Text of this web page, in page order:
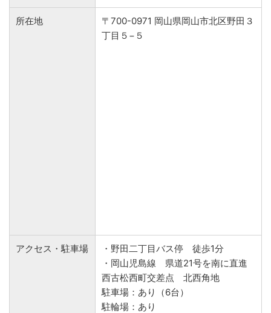
所在地
〒700-0971 岡山県岡山市北区野田３
丁目５−５
アクセス・駐車場
・野田二丁目バス停 徒歩1分
・岡山児島線 県道21号を南に直進
西古松西町交差点 北西角地
駐車場：あり（6台）
駐輪場：あり